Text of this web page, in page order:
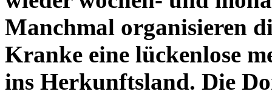
Manchmal organisieren
Kranke eine lückenlose
ins Herkunftsland. Die